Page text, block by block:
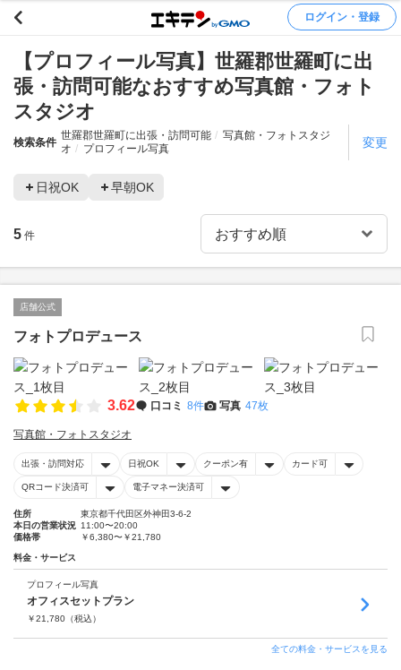
ログイン・登録
【プロフィール写真】世羅郡世羅町に出
張・訪問可能なおすすめ写真館・フォト
スタジオ
検索条件
世羅郡世羅町に出張・訪問可能
写真館・フォトスタジ
オ
プロフィール写真 変更
日祝OK 早朝OK
5 件
店舗公式
フォトプロデュース
3.62 口コミ 8件 写真 47枚
写真館・フォトスタジオ
出張・訪問対応 日祝OK クーポン有 カード可
QRコード決済可 電子マネー決済可
住所
東京都千代田区外神田3-6-2
本日の営業状況 11:00〜20:00
価格帯
￥6,380〜￥21,780
料金・サービス
プロフィール写真
オフィスセットプラン
￥21,780 （税込）
全ての料金・サービスを見る